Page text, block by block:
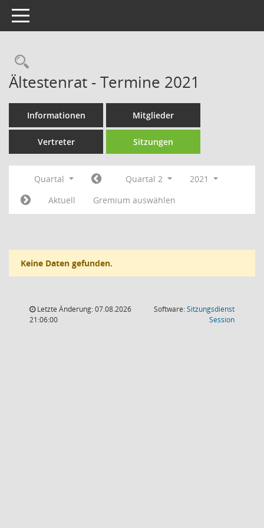
Toggle navigation
Rechercheauswahl
Ältestenrat - Termine 2021
Informationen Mitglieder
Vertreter Sitzungen
Quartal Quartal 2
2021
Aktuell
Gremium auswählen
Keine Daten gefunden.
Letzte Änderung: 07.08.2026
21:06:00
Software:Sitzungsdienst
Session(Wird in